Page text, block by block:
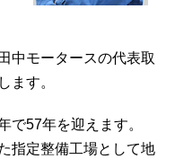
中モータースの代表取
ます。
で57年を迎えます。
指定整備工場として地